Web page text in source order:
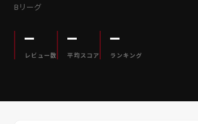
Bリーグ
—
レビュー数
—
平均スコア
—
ランキング